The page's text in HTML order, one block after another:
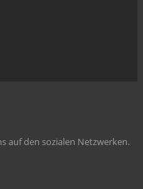
auf den sozialen Netzwerken.